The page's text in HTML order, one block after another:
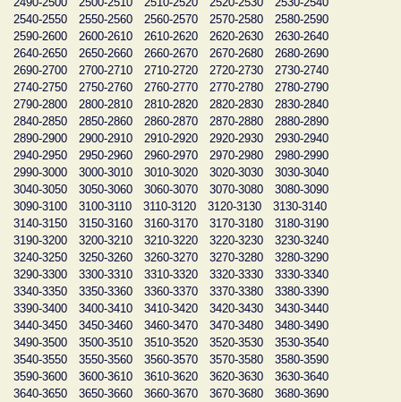
2540-2550
2550-2560 2560-2570 2570-2580
2580-2590
2590-2600
2600-2610 2610-2620 2620-2630
2630-2640
2640-2650
2650-2660 2660-2670 2670-2680
2680-2690
2690-2700
2700-2710 2710-2720 2720-2730
2730-2740
2740-2750
2750-2760 2760-2770 2770-2780
2780-2790
2790-2800
2800-2810 2810-2820 2820-2830
2830-2840
2840-2850
2850-2860 2860-2870 2870-2880
2880-2890
2890-2900
2900-2910 2910-2920 2920-2930
2930-2940
2940-2950
2950-2960 2960-2970 2970-2980
2980-2990
2990-3000
3000-3010 3010-3020 3020-3030
3030-3040
3040-3050
3050-3060 3060-3070 3070-3080
3080-3090
3090-3100
3100-3110 3110-3120 3120-3130
3130-3140
3140-3150
3150-3160 3160-3170 3170-3180
3180-3190
3190-3200
3200-3210 3210-3220 3220-3230
3230-3240
3240-3250
3250-3260 3260-3270 3270-3280
3280-3290
3290-3300
3300-3310 3310-3320 3320-3330
3330-3340
3340-3350
3350-3360 3360-3370 3370-3380
3380-3390
3390-3400
3400-3410 3410-3420 3420-3430
3430-3440
3440-3450
3450-3460 3460-3470 3470-3480
3480-3490
3490-3500
3500-3510 3510-3520 3520-3530
3530-3540
3540-3550
3550-3560 3560-3570 3570-3580
3580-3590
3590-3600
3600-3610 3610-3620 3620-3630
3630-3640
3640-3650
3650-3660 3660-3670 3670-3680
3680-3690